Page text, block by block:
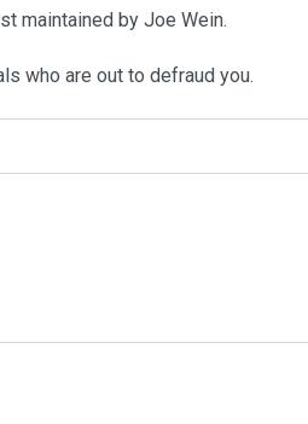
maintained by Joe Wein.
who are out to defraud you.